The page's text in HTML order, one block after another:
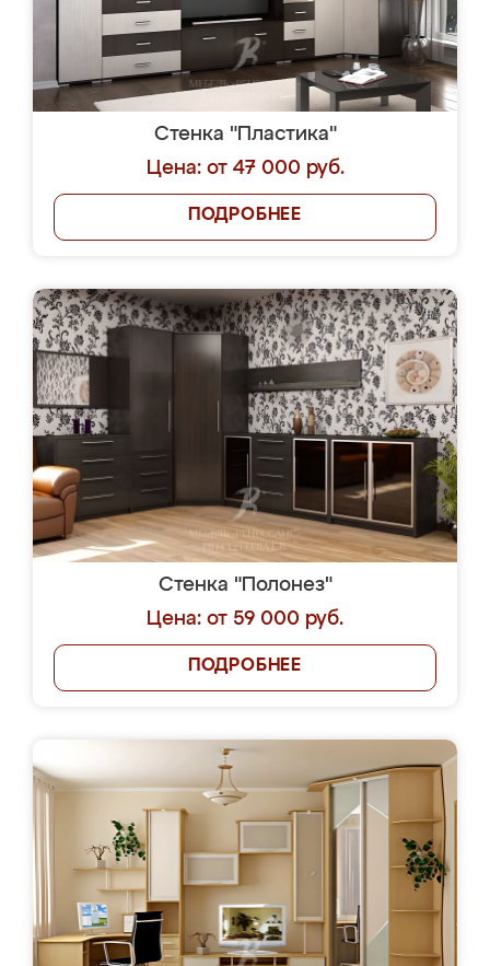
Стенка "Пластика"
Цена: от 47 000 руб.
ПОДРОБНЕЕ
Стенка "Полонез"
Цена: от 59 000 руб.
ПОДРОБНЕЕ